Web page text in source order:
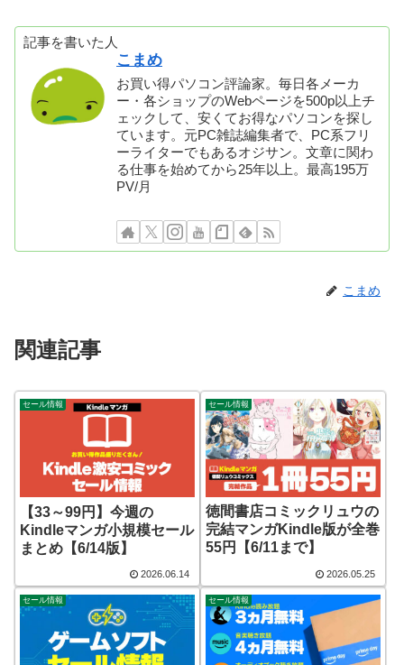
記事を書いた人
こまめ
お買い得パソコン評論家。毎日各メーカ
ー・各ショップのWebページを500p以上チ
ェックして、安くてお得なパソコンを探し
ています。元PC雑誌編集者で、PC系フリ
ーライターでもあるオジサン。文章に関わ
る仕事を始めてから25年以上。最高195万
PV/月
こまめ
関連記事
セール情報
【33～99円】今週の
Kindleマンガ小規模セール
まとめ【6/14版】
2026.06.14
セール情報
徳間書店コミックリュウの
完結マンガKindle版が全巻
55円【6/11まで】
2026.05.25
セール情報 セール情報